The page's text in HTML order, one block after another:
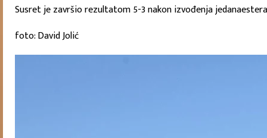
Susret je završio rezultatom 5-3 nakon izvođenja
foto: David Jolić